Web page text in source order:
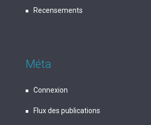
Recensements
Méta
Connexion
Flux des publications